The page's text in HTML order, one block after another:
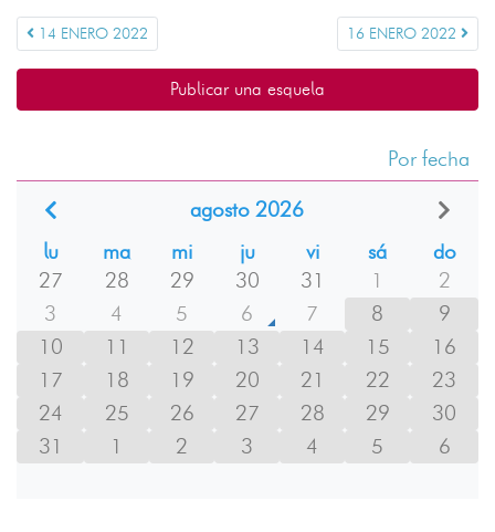
14 ENERO 2022 16 ENERO 2022
Publicar una esquela
Por fecha
agosto 2026
lu
ma mi ju vi sá
do
27
28 29 30 31 1
2
3
4 5 6 7 8
9
10
11 12 13 14 15
16
17
18 19 20 21 22
23
24
25 26 27 28 29
30
31
1 2 3 4 5 6